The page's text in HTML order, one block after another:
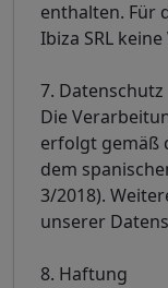
enthalten. Für
Ibiza SRL
7. Datenschutz
Die
erfolgt gemäß
dem
3/2018).
unserer
8. Haftung